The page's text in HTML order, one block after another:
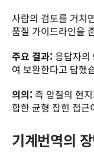
사람의 검토를 거치
품질 가이드라인을
주요 결과: 응답자의
여 보완한다고 답했
의의: 즉 양질의 현
합한 균형 잡힌 접근
기계번역의